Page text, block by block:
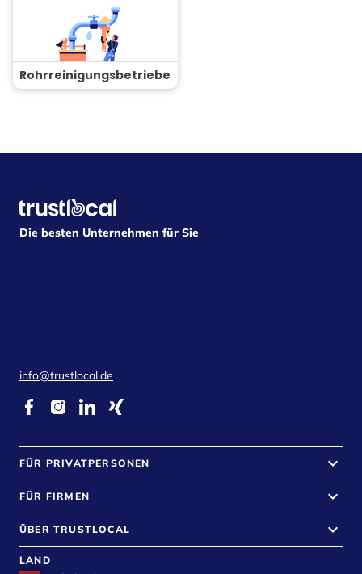
Rohrreinigungsbetriebe
Die besten Unternehmen für Sie
info@trustlocal.de
FÜR PRIVATPERSONEN keyboard_arrow_down
FÜR FIRMEN keyboard_arrow_down
ÜBER TRUSTLOCAL keyboard_arrow_down
LAND